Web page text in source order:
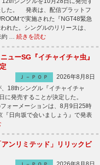
した。 発表は、配信プラットフ
で実施された『NGT48緊急
れた。シングルのリリースは、
約 … 続きを読む
ューSG『イチャイチャ虫』
Ｊ－ＰＯＰ
2026年8月8日
18thシングル『イチャイチャ
に発売することが決定した。
ォーメーションは、8月9日25時
日向坂で会いましょう』で発表
ンリミテッド」リリックビ